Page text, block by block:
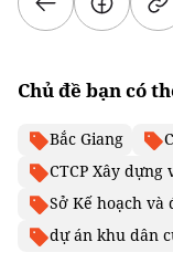
Chủ đề bạn có
Bắc Giang
CTCP Xây
Sở Kế hoạch và
dự án khu dân